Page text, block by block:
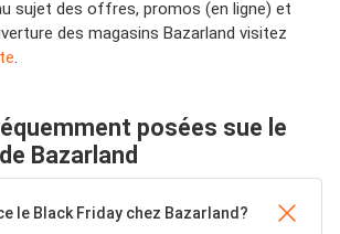
sujet des offres, promos (en ligne) et
des magasins Bazarland visitez
.
posées sue le
Bazarland
le Black Friday chez Bazarland?